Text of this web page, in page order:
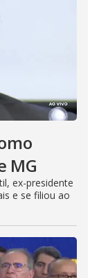
MG
ex-presidente
e se filiou ao